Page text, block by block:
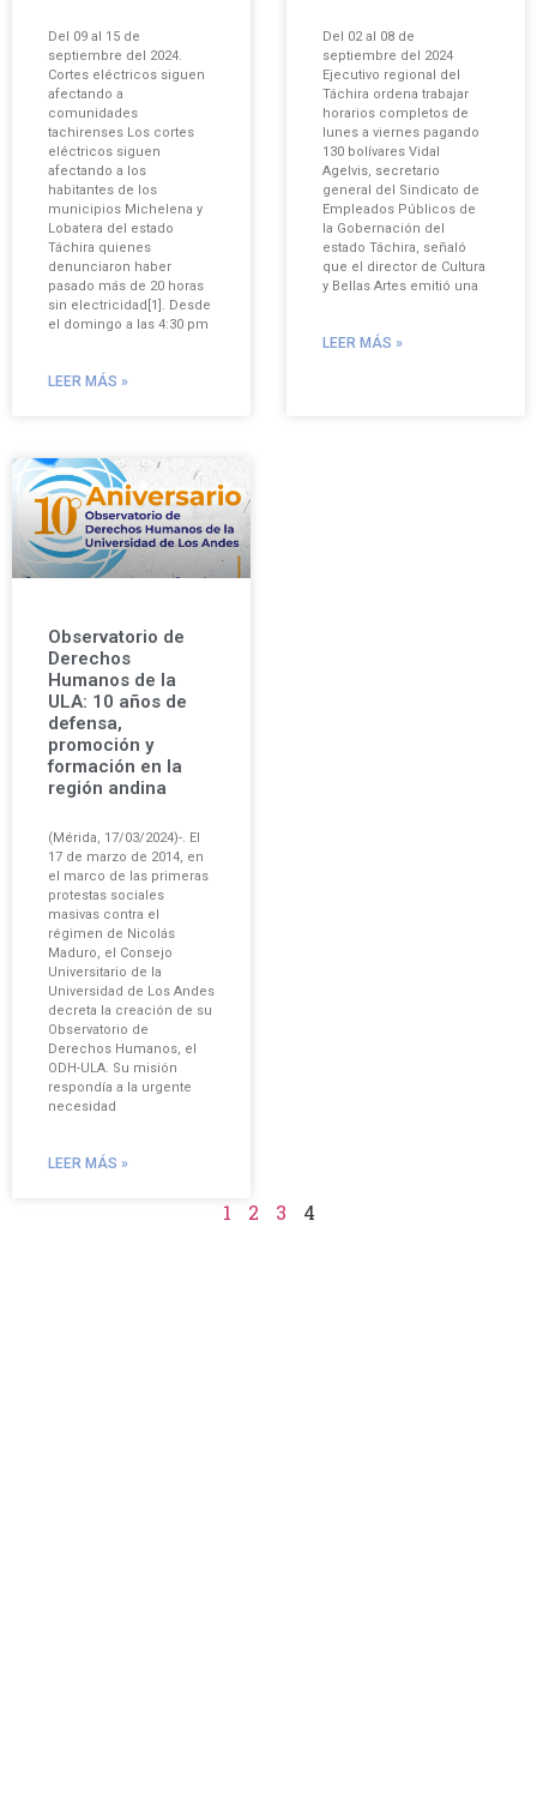
Del 09 al 15 de
septiembre del 2024.
Cortes eléctricos siguen
afectando a
comunidades
tachirenses Los cortes
eléctricos siguen
afectando a los
habitantes de los
municipios Michelena y
Lobatera del estado
Táchira quienes
denunciaron haber
pasado más de 20 horas
sin electricidad[1]. Desde
el domingo a las 4:30 pm
LEER MÁS »
Del 02 al 08 de
septiembre del 2024
Ejecutivo regional del
Táchira ordena trabajar
horarios completos de
lunes a viernes pagando
130 bolívares Vidal
Agelvis, secretario
general del Sindicato de
Empleados Públicos de
la Gobernación del
estado Táchira, señaló
que el director de Cultura
y Bellas Artes emitió una
LEER MÁS »
Observatorio de
Derechos
Humanos de la
ULA: 10 años de
defensa,
promoción y
formación en la
región andina
(Mérida, 17/03/2024)-. El
17 de marzo de 2014, en
el marco de las primeras
protestas sociales
masivas contra el
régimen de Nicolás
Maduro, el Consejo
Universitario de la
Universidad de Los Andes
decreta la creación de su
Observatorio de
Derechos Humanos, el
ODH-ULA. Su misión
respondía a la urgente
necesidad
LEER MÁS »
1 2 3 4